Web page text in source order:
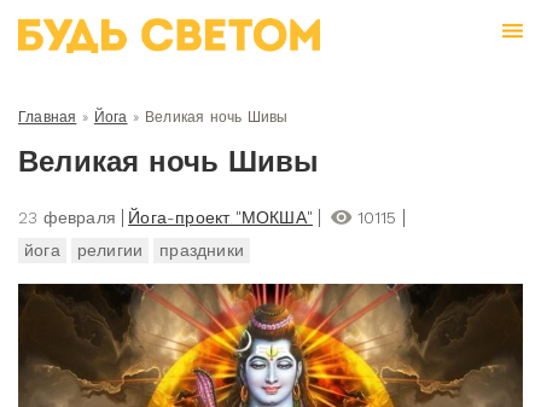
Главная » Йога » Великая ночь Шивы
Великая ночь Шивы
23 февраля Йога-проект "МОКША"
10115
йога
религии праздники